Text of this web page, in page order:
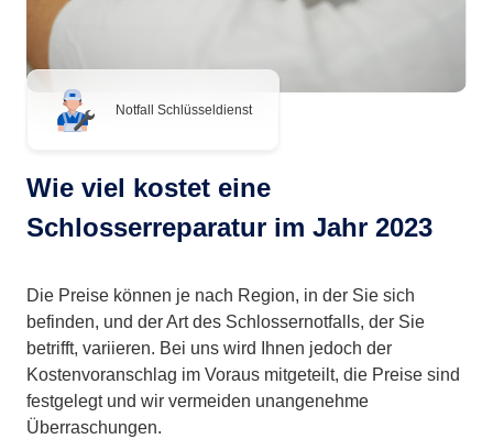
Notfall Schlüsseldienst
Wie viel kostet eine
Schlosserreparatur im Jahr 2023
Die Preise können je nach Region, in der Sie sich
befinden, und der Art des Schlossernotfalls, der Sie
betrifft, variieren. Bei uns wird Ihnen jedoch der
Kostenvoranschlag im Voraus mitgeteilt, die Preise sind
festgelegt und wir vermeiden unangenehme
Überraschungen.